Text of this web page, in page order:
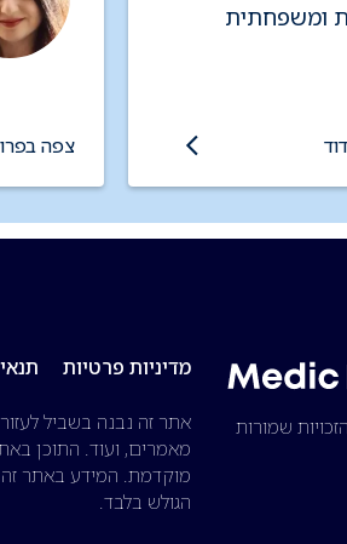
ומשפחתית
צפה
שמורות
מדיניות פרטיות
אתר זה נבנה בשביל
מאמרים, ועוד. התוכן
מוקדמת. המידע באתר זה
הגולש בלבד.